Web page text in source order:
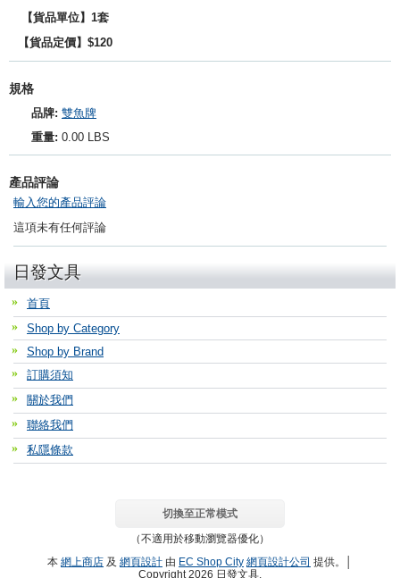
【貨品單位】1套
【貨品定價】$120
規格
品牌: 雙魚牌
重量: 0.00 LBS
產品評論
輸入您的產品評論
這項未有任何評論
日發文具
首頁
Shop by Category
Shop by Brand
訂購須知
關於我們
聯絡我們
私隱條款
切換至正常模式
（不適用於移動瀏覽器優化）
本 網上商店 及 網頁設計 由 EC Shop City 網頁設計公司 提供。│
Copyright 2026 日發文具.